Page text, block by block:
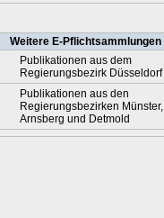
Weitere E-Pflichtsammlungen
Publikationen aus dem
Regierungsbezirk Düsseldorf
Publikationen aus den
Regierungsbezirken Münster,
Arnsberg und Detmold